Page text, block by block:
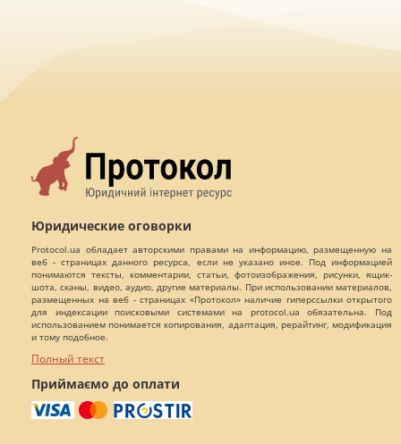
Юридические оговорки
Protocol.ua обладает авторскими правами на информацию, размещенную на
веб - страницах данного ресурса, если не указано иное. Под информацией
понимаются тексты, комментарии, статьи, фотоизображения, рисунки, ящик-
шота, сканы, видео, аудио, другие материалы. При использовании материалов,
размещенных на веб - страницах «Протокол» наличие гиперссылки открытого
для индексации поисковыми системами на protocol.ua обязательна. Под
использованием понимается копирования, адаптация, рерайтинг, модификация
и тому подобное.
Полный текст
Приймаємо до оплати